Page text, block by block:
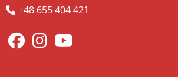
+48 655 404 421